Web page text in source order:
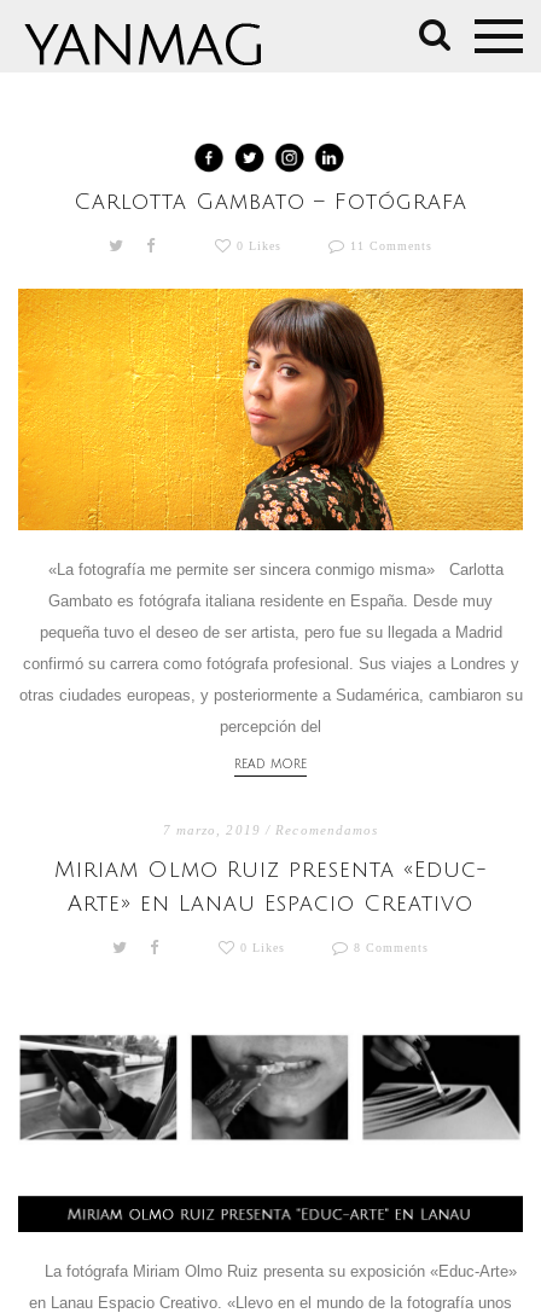
10 mayo, 2019 / Arte , Entrevistas
Carlotta Gambato – Fotógrafa
0 Likes 11 Comments
«La fotografía me permite ser sincera conmigo misma» Carlotta
Gambato es fotógrafa italiana residente en España. Desde muy
pequeña tuvo el deseo de ser artista, pero fue su llegada a Madrid
confirmó su carrera como fotógrafa profesional. Sus viajes a Londres y
otras ciudades europeas, y posteriormente a Sudamérica, cambiaron su
percepción del
READ MORE
7 marzo, 2019 / Recomendamos
Miriam Olmo Ruiz presenta «Educ-
Arte» en Lanau Espacio Creativo
0 Likes 8 Comments
La fotógrafa Miriam Olmo Ruiz presenta su exposición «Educ-Arte»
en Lanau Espacio Creativo. «Llevo en el mundo de la fotografía unos